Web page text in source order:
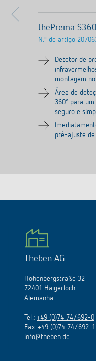
thePrema
N.º de artigo
Detetor de
montagem
Área de
360° para
seguro e
pré-ajuste de
Theben AG
Hohenbergstraße 32
72401 Haigerloch
Alemanha
Tel.: +49 (0)74 74/692-0
Fax: +49 (0)74 74/692-
info@theben.de